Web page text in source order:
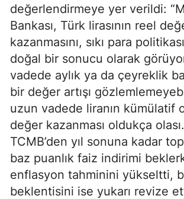
değerlendirmeye yer verildi:
Bankası, Türk lirasının reel
kazanmasını, sıkı para
doğal bir sonucu olarak
vadede aylık ya da çeyreklik
bir değer artışı
uzun vadede liranın kümülatif
değer kazanması oldukça
TCMB’den yıl sonuna kadar
baz puanlık faiz indirimi
enflasyon tahminini yükseltti,
beklentisini ise yukarı revize